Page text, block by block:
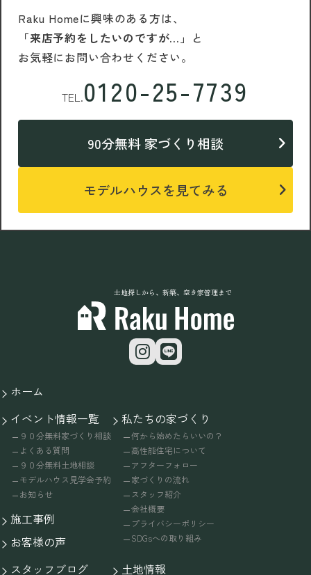
Raku Homeに興味のある方は、
「来店予約をしたいのですが…」 と
お気軽にお問い合わせください。
TEL.0120-25-7739
90分無料 家づくり相談
モデルハウスを見てみる
土地探しから、新築、空き家管理まで
ホーム
イベント情報一覧
９０分無料家づくり相談
よくある質問
９０分無料土地相談
モデルハウス見学会予約
お知らせ
施工事例
お客様の声
私たちの家づくり
何から始めたらいいの？
高性能住宅について
アフターフォロー
家づくりの流れ
スタッフ紹介
会社概要
プライバシーポリシー
SDGsへの取り組み
スタッフブログ 土地情報